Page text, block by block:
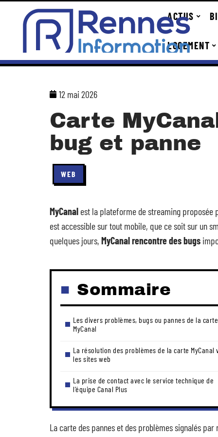
ACTUS
LOGEMENT
12 mai 2026
Carte
bug et panne
WEB
MyCanal est la plateforme de streaming proposée
est accessible sur tout mobile, que ce soit sur un
quelques jours, MyCanal rencontre des bugs
Sommaire
Les divers problèmes, bugs ou pannes de la carte
MyCanal
La résolution des problèmes de la carte MyCanal
les sites web
La prise de contact avec le service technique de
l’équipe Canal Plus
La carte des pannes et des problèmes signalés